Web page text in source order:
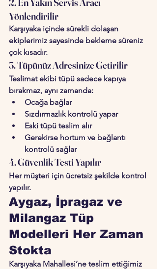
Yönlendirilir
Karşıyaka içinde sürekli dolaşan
ekiplerimiz sayesinde bekleme süreniz
çok kısadır.
3. Tüpünüz Adresinize Getirilir
Teslimat ekibi tüpü sadece kapıya
bırakmaz, aynı zamanda:
Ocağa bağlar
Sızdırmazlık kontrolü yapar
Eski tüpü teslim alır
Gerekirse hortum ve bağlantı
kontrolü sağlar
4. Güvenlik Testi Yapılır
Her müşteri için ücretsiz şekilde kontrol
yapılır.
Aygaz, İpragaz ve
Milangaz Tüp
Modelleri Her Zaman
Stokta
Karşıyaka Mahallesi’ne teslim ettiğimiz